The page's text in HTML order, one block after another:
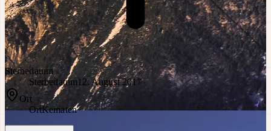
Sterbedatum
Sterbedatum12. August 2017
Ort
OrtKematen